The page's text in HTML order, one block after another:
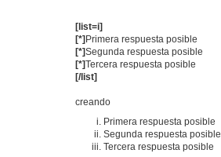
[list=i]
[*]Primera respuesta posible
[*]Segunda respuesta posible
[*]Tercera respuesta posible
[/list]
creando
Primera respuesta posible
Segunda respuesta posible
Tercera respuesta posible